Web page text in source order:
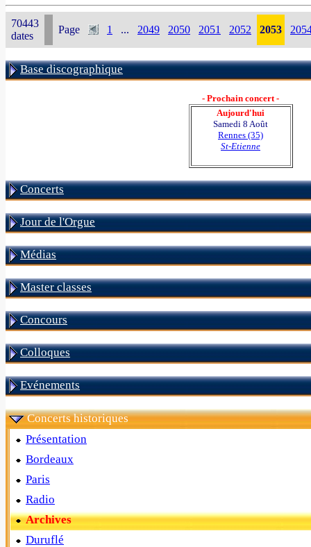
70443
dates
Page 1 ... 2049 2050 2051 2052 2053
Base discographique
- Prochain concert -
Aujourd'hui
Samedi 8 Août
Rennes (35)
St-Etienne
Concerts
Jour de l'Orgue
Médias
Master classes
Concours
Colloques
Evénements
Concerts historiques
Présentation
Bordeaux
Paris
Radio
Archives
Duruflé